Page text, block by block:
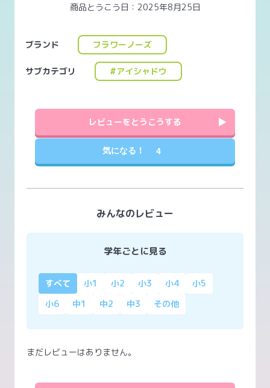
商品とうこう日：2025年8月25日
ブランド フラワーノーズ
サブカテゴリ #アイシャドウ
レビューをとうこうする
気になる！ 4
みんなのレビュー
学年ごとに見る
すべて 小1 小2 小3 小4
小5
小6
中1 中2 中3 その他
まだレビューはありません。